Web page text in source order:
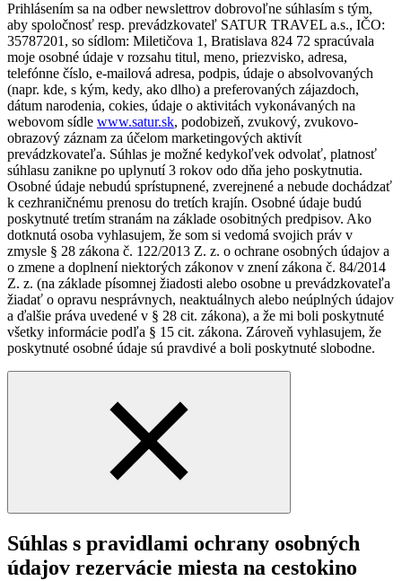
Prihlásením sa na odber newslettrov dobrovoľne súhlasím s tým,
aby spoločnosť resp. prevádzkovateľ SATUR TRAVEL a.s., IČO:
35787201, so sídlom: Miletičova 1, Bratislava 824 72 spracúvala
moje osobné údaje v rozsahu titul, meno, priezvisko, adresa,
telefónne číslo, e-mailová adresa, podpis, údaje o absolvovaných
(napr. kde, s kým, kedy, ako dlho) a preferovaných zájazdoch,
dátum narodenia, cokies, údaje o aktivitách vykonávaných na
webovom sídle www.satur.sk, podobizeň, zvukový, zvukovo-
obrazový záznam za účelom marketingových aktivít
prevádzkovateľa. Súhlas je možné kedykoľvek odvolať, platnosť
súhlasu zanikne po uplynutí 3 rokov odo dňa jeho poskytnutia.
Osobné údaje nebudú sprístupnené, zverejnené a nebude dochádzať
k cezhraničnému prenosu do tretích krajín. Osobné údaje budú
poskytnuté tretím stranám na základe osobitných predpisov. Ako
dotknutá osoba vyhlasujem, že som si vedomá svojich práv v
zmysle § 28 zákona č. 122/2013 Z. z. o ochrane osobných údajov a
o zmene a doplnení niektorých zákonov v znení zákona č. 84/2014
Z. z. (na základe písomnej žiadosti alebo osobne u prevádzkovateľa
žiadať o opravu nesprávnych, neaktuálnych alebo neúplných údajov
a ďalšie práva uvedené v § 28 cit. zákona), a že mi boli poskytnuté
všetky informácie podľa § 15 cit. zákona. Zároveň vyhlasujem, že
poskytnuté osobné údaje sú pravdivé a boli poskytnuté slobodne.
Súhlas s pravidlami ochrany osobných
údajov rezervácie miesta na cestokino